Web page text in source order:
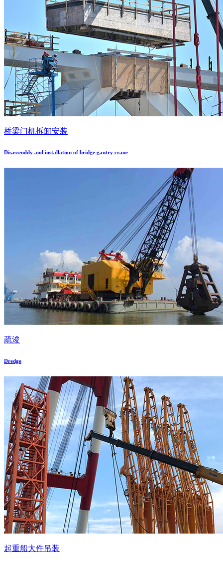
桥梁门机拆卸安装
Disassembly and installation of bridge gantry crane
疏浚
Dredge
起重船大件吊装